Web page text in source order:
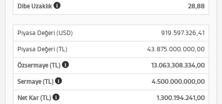
Dibe Uzaklık 28,88
Piyasa Değeri (USD) 919.597.326,41
Piyasa Değeri (TL) 43.875.000.000,00
Özsermaye (TL) 13.063.308.334,00
Sermaye (TL) 4.500.000.000,00
Net Kar (TL) 1.300.194.241,00